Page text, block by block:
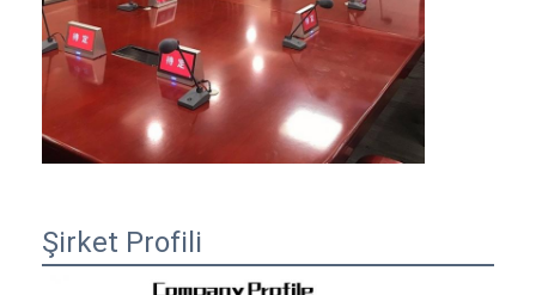
Şirket Profili